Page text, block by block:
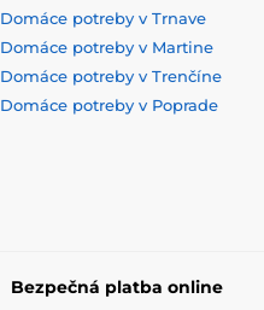
Domáce potreby v Trnave
Domáce potreby v Martine
Domáce potreby v Trenčíne
Domáce potreby v Poprade
Bezpečná platba online